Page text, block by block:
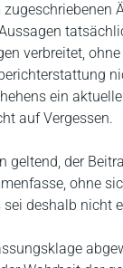
verbreitet,
ein
auf Vergessen.
geltend, der
ohne
deshalb nicht